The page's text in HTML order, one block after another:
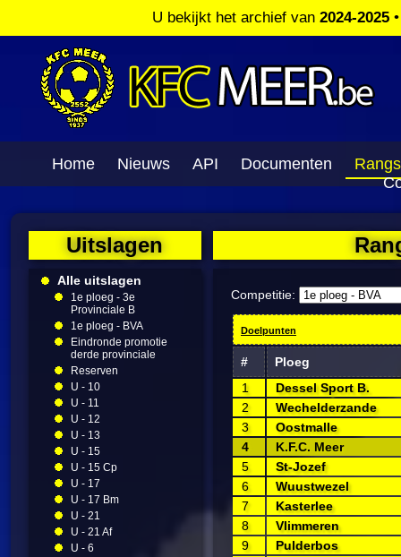
U bekijkt het archief van 2024-2025
Home Nieuws API Documenten
Uitslagen
Alle uitslagen
1e ploeg - 3e
Provinciale B
1e ploeg - BVA
Eindronde promotie
derde provinciale
Reserven
U - 10
U - 11
U - 12
U - 13
U - 15
U - 15 Cp
U - 17
U - 17 Bm
U - 21
U - 21 Af
U - 6
Competitie:
Doelpunten
#
Ploeg
1
Dessel Sport B.
2
Wechelderzande
3
Oostmalle
4
K.F.C. Meer
5
St-Jozef
6
Wuustwezel
7
Kasterlee
8
Vlimmeren
9
Pulderbos